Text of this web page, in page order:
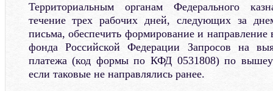
Территориальным органам Федерального
течение трех рабочих дней, следующих за
письма, обеспечить формирование и направление
фонда Российской Федерации Запросов на
платежа (код формы по КФД 0531808) по
если таковые не направлялись ранее.